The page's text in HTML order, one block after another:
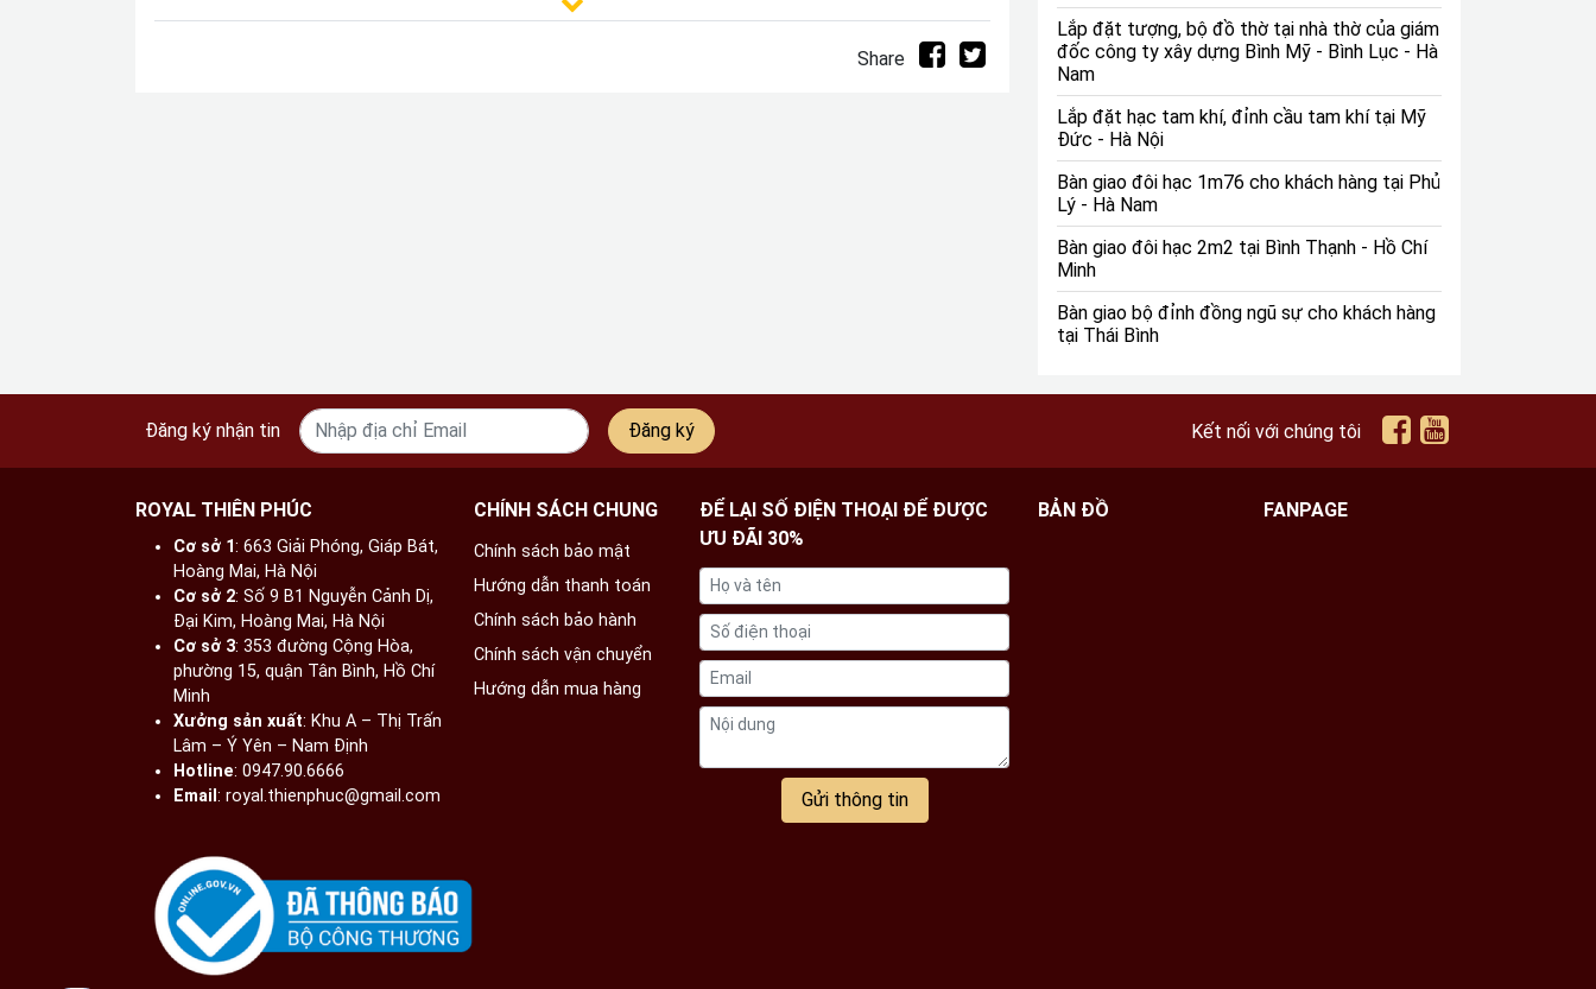
Quý khách hàng đang có nhu cầu tìm hiểu và mua bộ đồ thờ bằng đồng cao cấp, liên hệ ngay tới
hotline của đồ đồng Thiên Phúc để được hỗ trợ ngay hôm nay!
Share
Lắp đặt tượng, bộ đồ thờ tại nhà thờ của giám
đốc công ty xây dựng Bình Mỹ - Bình Lục - Hà
Nam
Lắp đặt hạc tam khí, đỉnh cầu tam khí tại Mỹ
Đức - Hà Nội
Bàn giao đôi hạc 1m76 cho khách hàng tại Phủ
Lý - Hà Nam
Bàn giao đôi hạc 2m2 tại Bình Thạnh - Hồ Chí
Minh
Bàn giao bộ đỉnh đồng ngũ sự cho khách hàng
tại Thái Bình
Đăng ký nhận tin Đăng ký Kết nối với chúng tôi
ROYAL THIÊN PHÚC
Cơ sở 1: 663 Giải Phóng, Giáp Bát,
Hoàng Mai, Hà Nội​
Cơ sở 2: Số 9 B1 Nguyễn Cảnh Dị,
Đại Kim, Hoàng Mai, Hà Nội​
Cơ sở 3: 353 đường Cộng Hòa,
phường 15, quận Tân Bình, Hồ Chí
Minh
Xưởng sản xuất: Khu A – Thị Trấn
Lâm – Ý Yên – Nam Định​
Hotline: 0947.90.6666
Email : royal.thienphuc@gmail.com
CHÍNH SÁCH CHUNG
Chính sách bảo mật
Hướng dẫn thanh toán
Chính sách bảo hành
Chính sách vận chuyển
Hướng dẫn mua hàng
ĐỂ LẠI SỐ ĐIỆN THOẠI ĐỂ ĐƯỢC
ƯU ĐÃI 30%
Gửi thông tin
BẢN ĐỒ FANPAGE